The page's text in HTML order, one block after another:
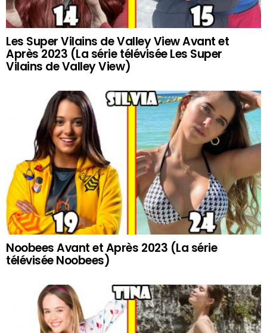
Les Super Vilains de Valley View Avant et
Après 2023 (La série télévisée Les Super
Vilains de Valley View)
Noobees Avant et Après 2023 (La série
télévisée Noobees)